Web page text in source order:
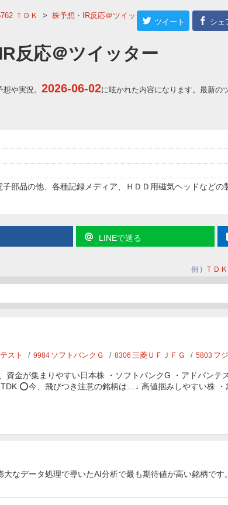
ＴＤＫ > 株予想・IR反応＠ツイッター
ツイート シェ
反応＠ツイッター
や実況。 2026-06-02に呟かれた内容になります。最新の
部品の他、各種記録メディア、ＨＤＤ用磁気ヘッドなどの
LINEで送る
例 ＴＤ
スト 9984 ソフトバンクＧ 8306 三菱ＵＦＪＦＧ 5803 フ
資金が集まりやすい日本株 ・ソフトバンクG ・アドバンテ
⭕️今、飛びつき注意の銘柄は…↓ 高値掴みしやすい株 ・
なデータ処理で導いたAI分析で最も期待値が高い銘柄です。